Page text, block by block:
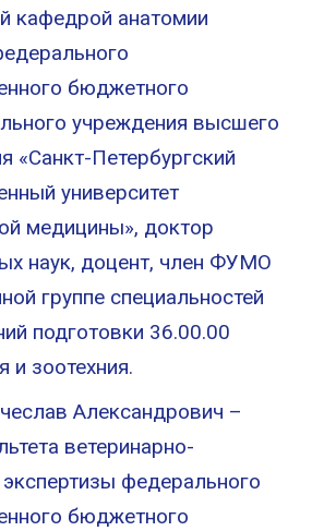
кафедрой анатомии
бюджетного
учреждения высшего
«Санкт-Петербургский
университет
медицины», доктор
наук, доцент, член ФУМО
группе специальностей
подготовки 36.00.00
и зоотехния.
Александрович –
ветеринарно-
федерального
бюджетного